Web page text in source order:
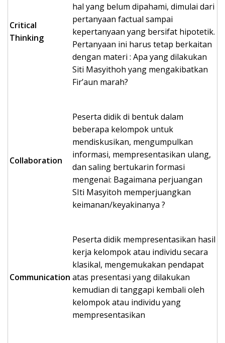
Critical
Thinking
hal yang belum dipahami, dimulai dari
pertanyaan factual sampai
kepertanyaan yang bersifat hipotetik.
Pertanyaan ini harus tetap berkaitan
dengan materi : Apa yang dilakukan
Siti Masyithoh yang mengakibatkan
Fir’aun marah?
Collaboration
Peserta didik di bentuk dalam
beberapa kelompok untuk
mendiskusikan, mengumpulkan
informasi, mempresentasikan ulang,
dan saling bertukarin formasi
mengenai: Bagaimana perjuangan
SIti Masyitoh memperjuangkan
keimanan/keyakinanya ?
Communication
Peserta didik mempresentasikan hasil
kerja kelompok atau individu secara
klasikal, mengemukakan pendapat
atas presentasi yang dilakukan
kemudian di tanggapi kembali oleh
kelompok atau individu yang
mempresentasikan